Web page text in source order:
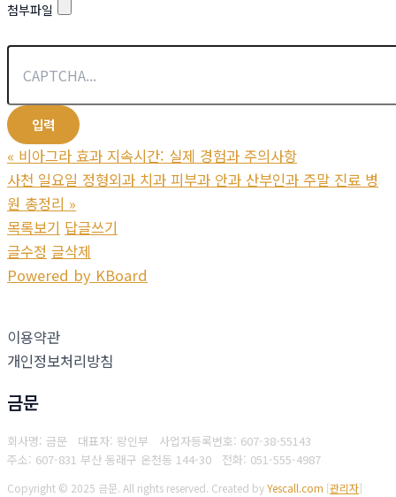
첨부파일
« 비아그라 효과 지속시간: 실제 경험과 주의사항
사천 일요일 정형외과 치과 피부과 안과 산부인과 주말 진료 병
원 총정리 »
목록보기 답글쓰기
글수정 글삭제
Powered by KBoard
이용약관
개인정보처리방침
금문
회사명: 금문 대표자: 왕인부 사업자등록번호: 607-38-55143
주소: 607-831 부산 동래구 온천동 144-30 전화: 051-555-4987
Copyright © 2025 금문. All rights reserved. Created byYescall.com [관리자]